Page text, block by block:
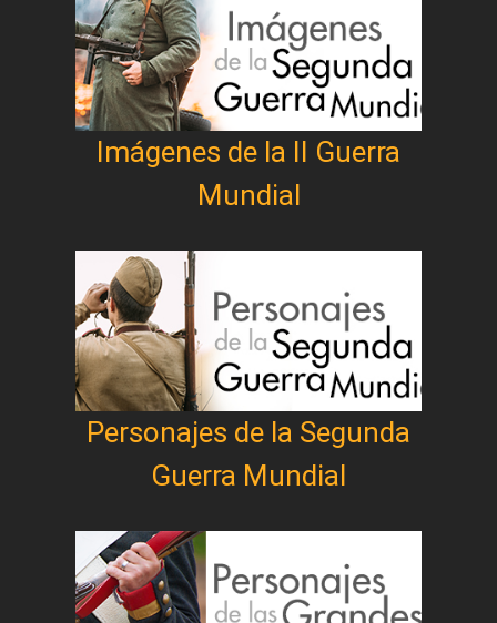
Imágenes de la II Guerra
Mundial
Personajes de la Segunda
Guerra Mundial